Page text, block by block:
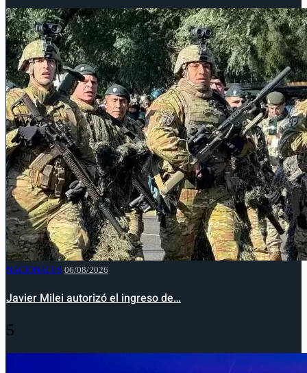
NACIONALES 06/08/2026
Javier Milei autorizó el ingreso de…
5